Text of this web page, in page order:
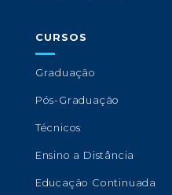
CURSOS
Graduação
Pós-Graduação
Técnicos
Ensino a Distância
Educação Continuada